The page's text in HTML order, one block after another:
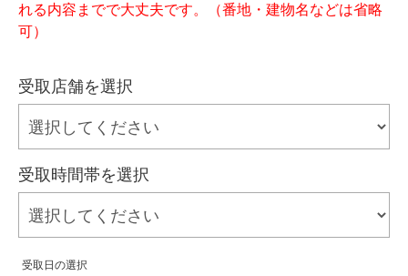
れる内容までで大丈夫です。（番地・建物名などは省略
可）
受取店舗を選択
受取時間帯を選択
受取日の選択